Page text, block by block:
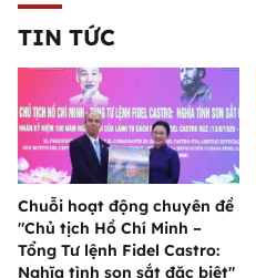
TIN TỨC
Chuỗi hoạt động chuyên đề
"Chủ tịch Hồ Chí Minh –
Tổng Tư lệnh Fidel Castro:
Nghĩa tình son sắt đặc biệt"